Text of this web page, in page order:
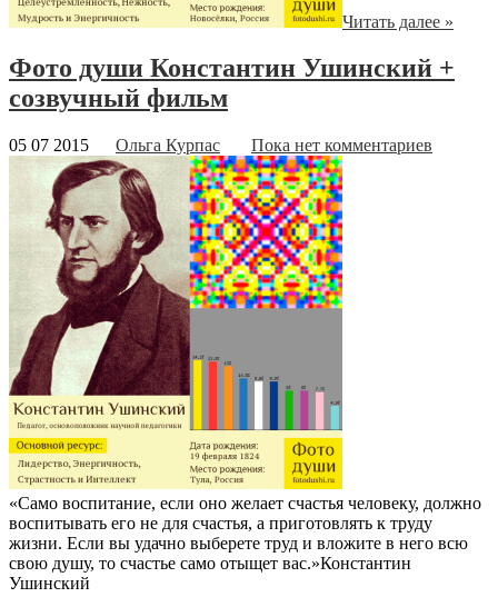
Читать далее »
Фото души Константин Ушинский +
созвучный фильм
05 07 2015 Ольга Курпас Пока нет комментариев
«Само воспитание, если оно желает счастья человеку, должно
воспитывать его не для счастья, а приготовлять к труду
жизни. Если вы удачно выберете труд и вложите в него всю
свою душу, то счастье само отыщет вас.»Константин
Ушинский